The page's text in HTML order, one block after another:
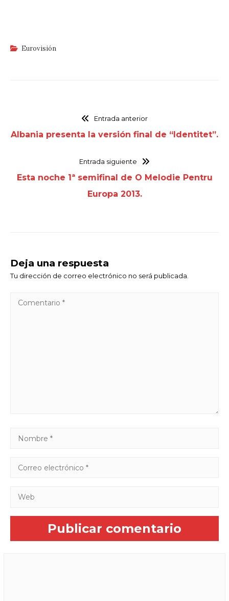
Eurovisión
Entrada anterior
Albania presenta la versión final de “Identitet”.
Entrada siguiente
Esta noche 1ª semifinal de O Melodie Pentru
Europa 2013.
Deja una respuesta
Tu dirección de correo electrónico no será publicada.